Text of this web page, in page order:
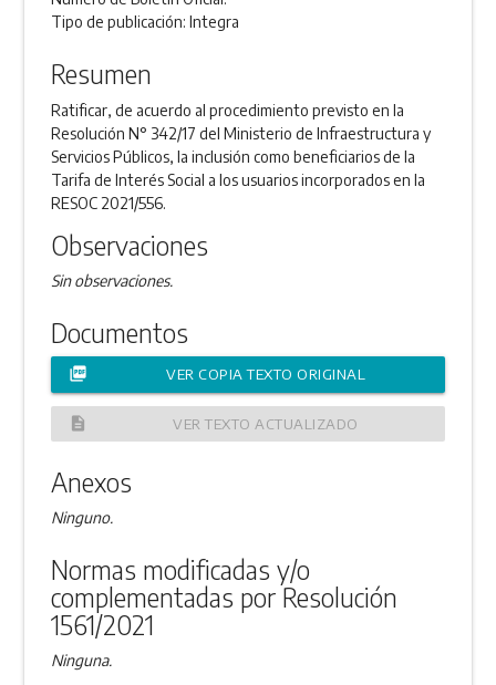
Tipo de publicación:Integra
Resumen
Ratificar, de acuerdo al procedimiento previsto en la
Resolución N° 342/17 del Ministerio de Infraestructura y
Servicios Públicos, la inclusión como beneficiarios de la
Tarifa de Interés Social a los usuarios incorporados en la
RESOC 2021/556.
Observaciones
Sin observaciones.
Documentos
picture_as_pdf VER COPIA TEXTO ORIGINAL
description VER TEXTO ACTUALIZADO
Anexos
Ninguno.
Normas modificadas y/o
complementadas por Resolución
1561/2021
Ninguna.